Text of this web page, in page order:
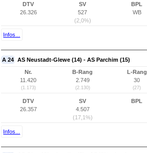
DTV
26.326
SV
527
(2,0%)
BPL
WB
Infos...
A 24 AS Neustadt-Glewe (14) - AS Parchim (15)
Nr.
11.420
(1.173)
B-Rang
2.749
(2.130)
L-Rang
30
(27)
DTV
26.357
SV
4.507
(17,1%)
BPL
Infos...